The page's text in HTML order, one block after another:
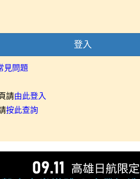
登入
見問題
請由此登入
按此查詢